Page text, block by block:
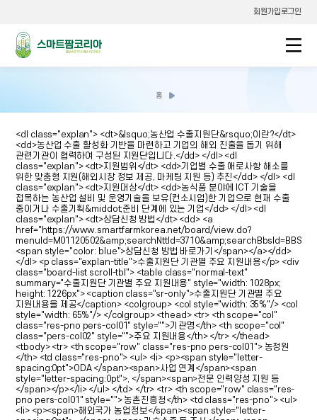
회원가입로그인
스마트팜코리아
홈으로
홈
<dl class="explan"> <dt>&lsquo;농산업 수출지원단&rsquo;이란?</dt> <dd>농산업 수출 활성화 기반을 마련하고 기업의 해외 진출을 돕기 위해 관련기관이 협력하여 구성된 지원단입니다.</dd> </dl> <dl class="explan"> <dt>지원범위</dt> <dd>기업별 수출 애로사항 해소를 위한 맞춤형 지원(해외시장 정보 제공, 마케팅 지원 등) 추진</dd> </dl> <dl class="explan"> <dt>지원대상</dt> <dd>농식품 분야에 ICT 기술을 접목하는 농산업 설비 및 운영기술을 보유(컨소시엄)한 기업으로 현재 수출 중이거나 수출기획&middot;준비 단계에 있는 기업</dd> </dl> <dl class="explan"> <dt>상담신청 방법</dt> <dd> <a href="https://www.smartfarmkorea.net/board/view.do?menuId=M01120502&amp;searchNttId=3710&amp;searchBbsId=BBSMSTR_000000000565"><span style="color: blue">상담신청 방법 바로가기</span></a></dd> </dl> <p class="explan-title">수출지원단 기관별 주요 지원내용</p> <div class="board-list scroll-tbl"> <table class="normal-text" summary="수출지원단 기관별 주요 지원내용" style="width: 1028px; height: 1226px"> <caption class="sr-only">수출지원단 기관별 주요 지원내용을 제공</caption> <colgroup> <col style="width: 35%"/> <col style="width: 65%"/> </colgroup> <thead> <tr> <th scope="col" class="res-pno pers-col01" style="">기관명</th> <th scope="col" class="pers-col02" style="">주요 지원내용</th> </tr> </thead> <tbody> <tr> <th scope="row" class="res-pno pers-col01"> 농정원</th> <td class="res-pno"> <ul> <li> <p><span style="letter-spacing:0pt">ODA </span><span>사업 연계</span><span style="letter-spacing:0pt">, </span><span>전문 인력양성 지원 등</span></p></li> </ul> </td> </tr> <tr> <th scope="row" class="res-pno pers-col01" style=""> 농촌진흥청</th> <td class="res-pno"> <ul> <li> <p><span>해외국가 농업정보</span><span style="letter-spacing:0pt">, </span><span>기술수준 등 조사</span><span style="letter-spacing:0pt">&middot;</span><span>안내</span></p></li> <li> <p><span style="font-family:함초롬바탕"></span></p> <p style="text-autospace:none"><span>수출품목육성</span><span style="letter-spacing:0pt">, </span><span>수출현장지원</span><span style="letter-spacing:0pt">, </span><span>온실</span><span style="letter-spacing:0pt">&middot;</span><span>재배기술 현지화 지원 등</span></p></li> </ul> </td> </tr> <tr> <th scope="row" class="res-pno pers-col01" style=""> KOTRA</th> <td class="res-pno"> <ul> <li><span>국가&middot;권역별 스마트농업 시장동향 및 정책&middot;규제 등 조사</span></li> <span> </span> <li><span>현지 바이어 발굴&middot;연계, 마케팅 지원</span></li> <span> </span> <li> <p><span>스마트농업 기술포럼</span><span style="letter-spacing:0pt">, </span><span>세미나 개최 등</span></p> </li> </ul> </td> </tr> <tr> <th scope="row" class="res-pno pers-col01" style="">&nbsp;농진원</th> <td class="res-pno"> <ul> <li> <p><span>외국 스마트농업 기업 기술수준</span><span style="letter-spacing:0pt">, </span><span>주요품목 등 현황조사</span></p> </li> <span> </span> <li> <p><span>법률자문</span><span style="letter-spacing:0pt">, </span><span>시설 사후관리 지원</span> </p> </li> <span> </span> <li> <p><span>스마트팜 기술가치평가 및 기술현장실증 지원 등</span></p> </li> </ul> </td> </tr> <tr> <th scope="row" class="res-pno pers-col01" style="">농어촌공사</th> <td class="res-pno"> <ul> <li> <p style="text-autospace:none"><span>농산업 수출</span><span style="letter-spacing:0pt">&middot;</span><span>수주 실적 집계</span></p></li> <li> <p style="text-autospace:none"><span style="font-family:함초롬바탕"></span></p> <p style="text-autospace:none"><span>농업개발사업에 농산업 동반 진출 방안 마련</span></p></li> <li> <p style="text-autospace:none"><span style="font-family:함초롬바탕"></span></p> <p style="text-autospace:none"><span style="letter-spacing:0pt">KOICA, EDCF </span><span>등 해외사업 공모 시 농산업 분야 참여</span> </p></li> </ul> </td> </tr> <tr> <th scope="row" class="res-pno pers-col01">한국농수산식품유통공사</th> <td class="res-pno"> <ul> <li> <p><span>농식품 소비</span><span style="letter-spacing:0pt">&middot;</span><span>수출 동향 파악</span> </p> </li> <span> </span> <li> <p><span>해외 기업활동 지원 등</span></p></li> </ul> </td> </tr> <tr> <th scope="row" class="res-pno pers-col01" style="">농기계협동조합</th> <td class="res-pno"> <ul> <li> <p><span>해외 전시회 참여</span><span style="letter-spacing:0pt">, </span><span>바이어 연계</span><span style="letter-spacing:0pt">&middot;</span><span>발굴</span></p> </li> <span> </span> <li> <p><span style="letter-spacing:0pt">ODA </span><span>사업 정보 안내 및 참여 지원 등</span></p> </li> <li> <p><span style="font-family:함초롬바탕"></span></p> <p style="text-autospace:none"><span>업계 관심사항 발굴 및 의견수렴</span></p></li> </ul> </td> </tr> <tr> <th scope="row" class="res-pno pers-col01" rowspan="1" style=""> <p>스마트팜산업협회</p></th> <td rowspan="1" style=""> <ul> <li> <p style="text-autospace:none"><span>기업 간 정보교류</span><span style="letter-spacing:0pt">, </span><span>네트워크 지원</span></p></li> <li> <p style="text-autospace:none"><span>해외 공모사업 발굴</span><span style="letter-spacing:0pt">&middot;</span><span>안내 등</span> </p></li> <li> <p><span style="font-family: 함초롬바탕"></span></p> <p style="text-autospace:none"><span>업계 관심사항 발굴 및 의견수렴</span></p></li> </ul> </td> </tr> <tr> <th scope="row" class="res-pno pers-col01" rowspan="1" style="height: 47px;"> <p>한국비료협회</p></th> <td rowspan="1" style="height: 47px;"> <ul> <li> <span style="font-family: 함초롬바탕"></span> <p><span>협회 회원사 수출지원 사업 정보 등 안내</span></p></li> </ul> </td> </tr> <tr> <th scope="row" class="res-pno pers-col01" rowspan="1" style="height: 47px"> <p>한국동물약품협회</p></th> <td rowspan="1" style="height: 47px;"> <ul> <li> <p><span style="font-family: 함초롬바탕"></span></p> <p><span>해외 전시회 등 해외 수출시장 개척사업 지원</span></p></li> <li> <p><span style="font-family:함초롬바탕"></span></p> <p style="text-autospace:none"><span>제조시설 신</span><span style="letter-spacing:0pt">&middot;</span><span>개축 및 인프라 구축 사업</span><span style="letter-spacing:0pt">(</span><span>융자 사업</span><span style="letter-spacing:0pt">)</span> </p></li> <li> <p style="text-autospace:none"><span style="letter-spacing:0pt"></span></p> <p style="text-autospace:none"><span>협회 주관 수출협의회 운영</span></p></li> </ul> </td> </tr> <tr> <th scope="row" class="res-pno pers-col01" rowspan="1" style="height: 47px"> <p>한국작물보호협회</p></th> <td rowspan="1" style="height: 47px;"> <ul> <li> <p style="text-autospace:none"><span>수출 중점 국가 인허가 관련 교류 지원</span></p></li> <li> <p><span style="font-family: 함초롬바탕"></span></p> <p style="text-autospace:none"><span>해외 인허가 취득을 위한 비용 지원 등</span></p></li> </ul> </td> </tr> <tr> <th scope="row" class="res-pno pers-col01" rowspan="1" style="height: 47px"> <p>한국종자협회</p></th> <td rowspan="1" style="height: 47px"> <ul> <li> <p style="text-autospace:none"><span>박람회 참가</span><span style="letter-spacing:0pt">&middot;</span><span>바이어 초청 등 해외 진출 지원</spa